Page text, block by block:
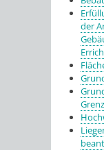
der